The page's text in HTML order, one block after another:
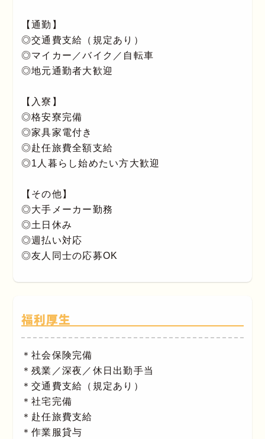
【通勤】
◎交通費支給（規定あり）
◎マイカー／バイク／自転車
◎地元通勤者大歓迎
【入寮】
◎格安寮完備
◎家具家電付き
◎赴任旅費全額支給
◎1人暮らし始めたい方大歓迎
【その他】
◎大手メーカー勤務
◎土日休み
◎週払い対応
◎友人同士の応募OK
福利厚生
＊社会保険完備
＊残業／深夜／休日出勤手当
＊交通費支給（規定あり）
＊社宅完備
＊赴任旅費支給
＊作業服貸与